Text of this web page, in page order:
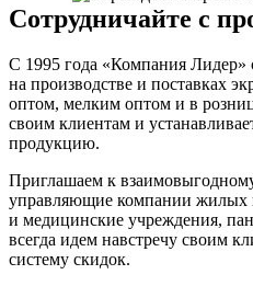
Сотрудничайте с
С 1995 года «Компания Лидер»
на производстве и поставках
оптом, мелким оптом и в
своим клиентам и
продукцию.
Приглашаем к
управляющие компании жилых
и медицинские учреждения,
всегда идем навстречу своим
систему скидок.